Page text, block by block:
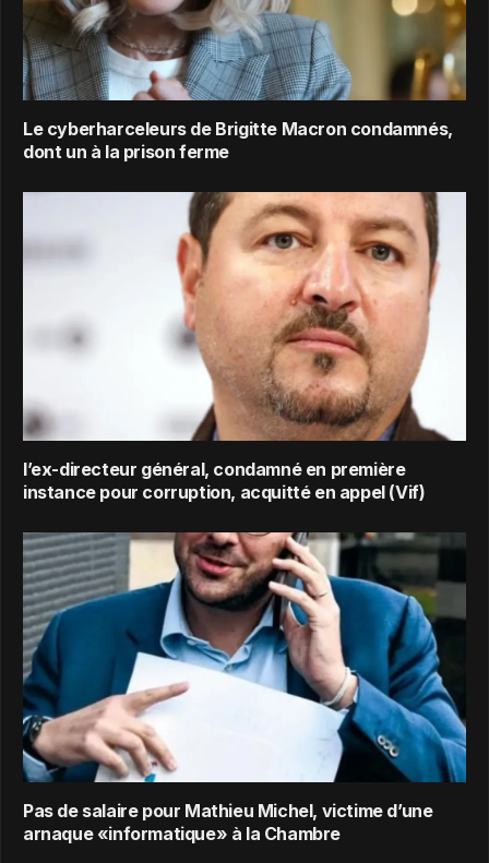
Le cyberharceleurs de Brigitte Macron condamnés,
dont un à la prison ferme
l’ex-directeur général, condamné en première
instance pour corruption, acquitté en appel (Vif)
Pas de salaire pour Mathieu Michel, victime d’une
arnaque «informatique» à la Chambre